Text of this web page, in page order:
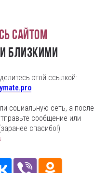
сайтом
близкими
этой ссылкой:
социальную сеть, а после
сообщение или
спасибо!)